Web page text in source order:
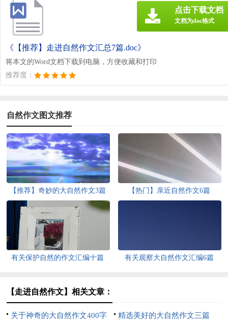
《【推荐】走进自然作文汇总7篇.doc》
将本文的Word文档下载到电脑，方便收藏和打印
推荐度：
点击下载文档
文档为doc格式
自然作文图文推荐
【推荐】奇妙的大自然作文3篇 【热门】亲近自然作文6篇
有关保护自然的作文汇编十篇 有关观察大自然作文汇编6篇
【走进自然作文】相关文章：
关于神奇的大自然作文400字 精选美好的大自然作文三篇